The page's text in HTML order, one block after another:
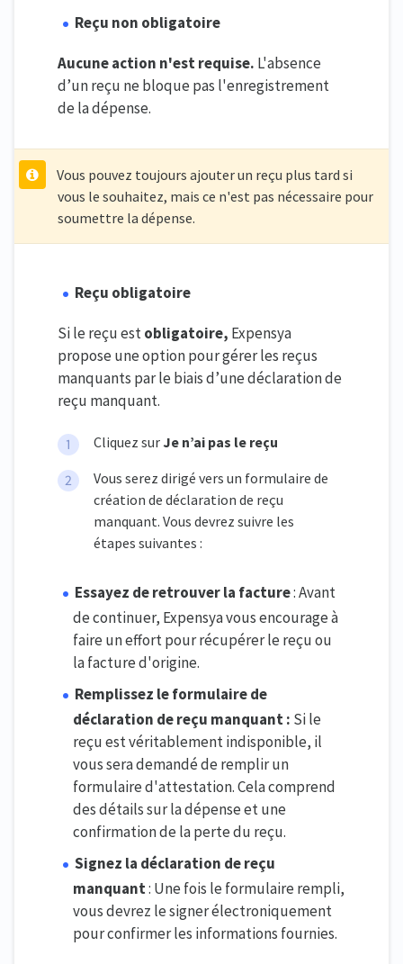
Reçu non obligatoire
Aucune action n'est requise. L'absence
d’un reçu ne bloque pas l'enregistrement
de la dépense.
Vous pouvez toujours ajouter un reçu plus tard si
vous le souhaitez, mais ce n'est pas nécessaire pour
soumettre la dépense.
Reçu obligatoire
Si le reçu estobligatoire, Expensya
propose une option pour gérer les reçus
manquants par le biais d’une déclaration de
reçu manquant.
Cliquez surJe n’ai pas le reçu
Vous serez dirigé vers un formulaire de
création de déclaration de reçu
manquant. Vous devrez suivre les
étapes suivantes :
Essayez de retrouver la facture: Avant
de continuer, Expensya vous encourage à
faire un effort pour récupérer le reçu ou
la facture d'origine.
Remplissez le formulaire de
déclaration de reçu manquant : Si le
reçu est véritablement indisponible, il
vous sera demandé de remplir un
formulaire d'attestation. Cela comprend
des détails sur la dépense et une
confirmation de la perte du reçu.
Signez la déclaration de reçu
manquant: Une fois le formulaire rempli,
vous devrez le signer électroniquement
pour confirmer les informations fournies.